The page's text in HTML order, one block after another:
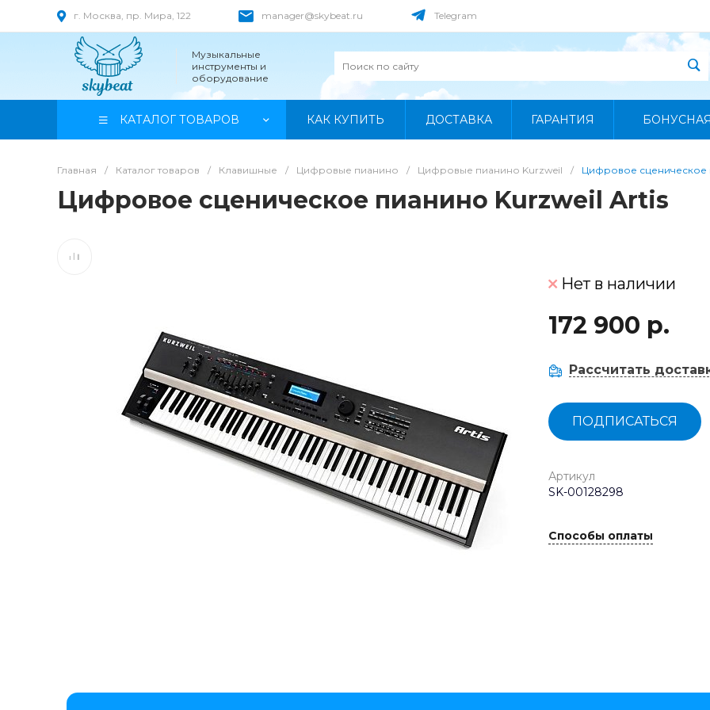
г. Москва, пр. Мира, 122 manager@skybeat.ru Telegram
Музыкальные
инструменты и
оборудование
КАТАЛОГ ТОВАРОВ КАК КУПИТЬ ДОСТАВКА ГАРАНТИЯ
Главная / Каталог товаров / Клавишные / Цифровые пианино / Цифровые пианино Kurzweil / Цифровое сценическое
Цифровое сценическое пианино Kurzweil Artis
Нет в наличии
172 900 р.
Рассчитать
ПОДПИСАТЬСЯ
Артикул
SK-00128298
Способы оплаты